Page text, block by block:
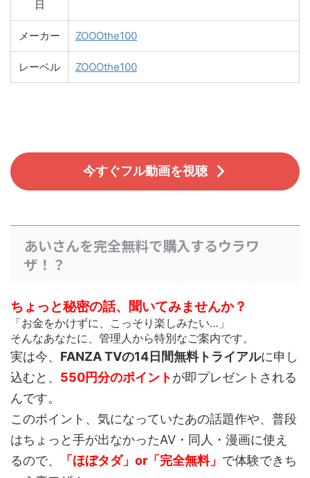
日
メーカー ZOOOthe100
レーベル ZOOOthe100
今すぐフル動画を視聴
あいさんを完全無料で購入するウラワ
ザ！？
ちょっと秘密の話、聞いてみませんか？
「お金をかけずに、こっそり楽しみたい…」
そんなあなたに、管理人から特別なご案内です。
実は今、 FANZA TVの14日間無料トライアルに申し
込むと、 550円分のポイントが即プレゼントされる
んです。
このポイント、 気になっていたあの話題作や、普段
はちょっと手が出なかったAV・同人・漫画に使え
るので、
「ほぼタダ」or「完全無料」 で体験できち